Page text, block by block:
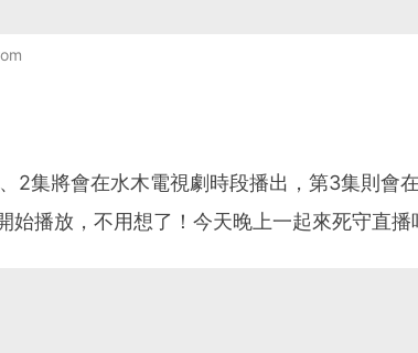
2集將會在水木電視劇時段播出，第3集則會
始播放，不用想了！今天晚上一起來死守直播